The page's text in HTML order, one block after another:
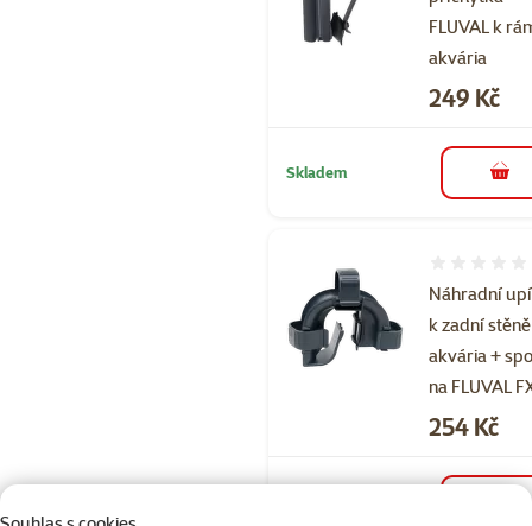
FLUVAL k
akvária
Cena
249 Kč
Skladem do
Náhradní
k zadní stěně
akvária +
na FLUVAL
Cena
254 Kč